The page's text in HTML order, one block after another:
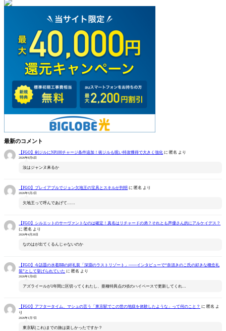
最新のコメント
【FGO】剣ジルにNP100チャージ条件追加！術ジルも呪い特攻獲得で大きく強化 に 匿名 より
2026年8月6日
汝はジャンヌ来るか
【FGO】プレイアブルでジョン欠地王の宝具とスキルが判明 に 匿名 より
2026年5月2日
欠地王って呼んであげて……
【FGO】シルエットのサーヴァントなのは確定！真名はリチャードの弟？それとも声優さん的にアルケイデス？
に 匿名 より
2026年4月28日
なのはが出てくるんじゃないのか
【FGO】今話題の水着BBの絆礼装「深淵のラストリゾート」――インタビューで“奈須きのこ氏の好きな概念礼
装”として挙げられていた に匿名 より
2026年1月8日
アズライールが1年間に区切ってくれたし、亜種特異点の頃のハイペースで更新してくれ…
【FGO】アフタータイム、マシュの言う「東京駅でこの世の地獄を体験したような」って何のこと？ に 匿名 よ
り
2026年1月7日
東京駅(これ)までの旅は楽しかったですか？